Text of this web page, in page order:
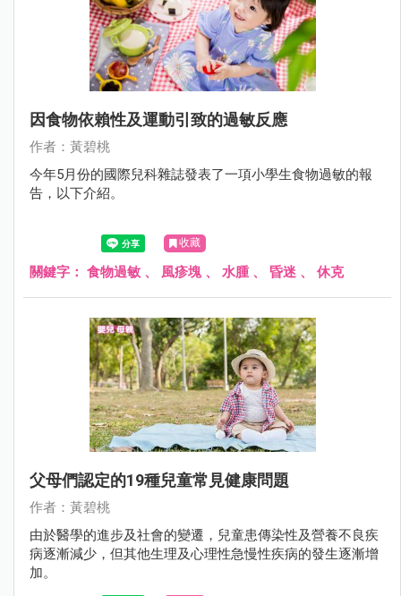
因食物依賴性及運動引致的過敏反應
作者：黃碧桃
今年5月份的國際兒科雜誌發表了一項小學生食物過敏的報
告，以下介紹。
收藏
關鍵字： 食物過敏 、 風疹塊、 水腫、 昏迷 、 休克
父母們認定的19種兒童常見健康問題
作者：黃碧桃
由於醫學的進步及社會的變遷，兒童患傳染性及營養不良疾
病逐漸減少，但其他生理及心理性急慢性疾病的發生逐漸增
加。